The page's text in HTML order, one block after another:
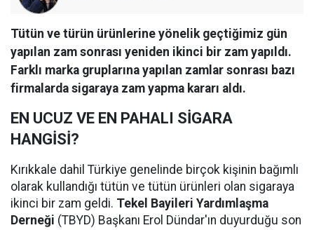
Tütün ve türün ürünlerine yönelik geçtiğimiz gün
yapılan zam sonrası yeniden ikinci bir zam yapıldı.
Farklı marka gruplarına yapılan zamlar sonrası bazı
firmalarda sigaraya zam yapma kararı aldı.
EN UCUZ VE EN PAHALI SİGARA
HANGİSİ?
Kırıkkale dahil Türkiye genelinde birçok kişinin bağımlı
olarak kullandığı tütün ve tütün ürünleri olan sigaraya
ikinci bir zam geldi. Tekel Bayileri Yardımlaşma
Derneği (TBYD) Başkanı Erol Dündar'ın duyurduğu son